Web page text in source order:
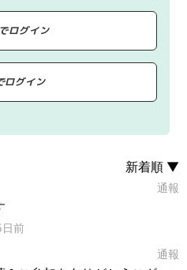
ログイン
ログイン